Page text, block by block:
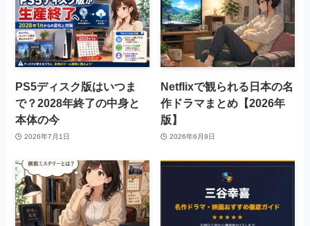
PS5ディスク版はいつま
で？2028年終了の中身と
本体の今
2026年7月1日
Netflixで観られる日本の名
作ドラマまとめ【2026年
版】
2026年6月9日